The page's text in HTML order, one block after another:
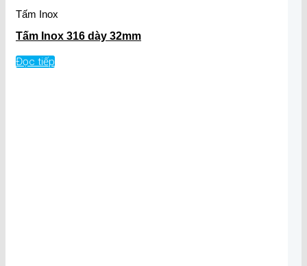
Tấm Inox
Tấm Inox 316 dày 32mm
Đọc tiếp